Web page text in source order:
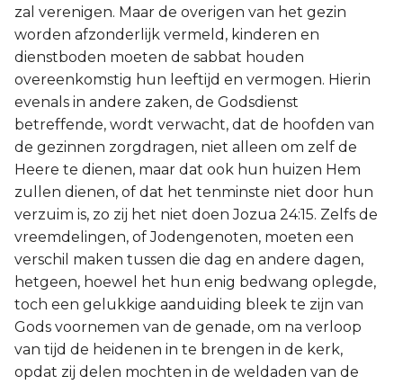
zal verenigen. Maar de overigen van het gezin
worden afzonderlijk vermeld, kinderen en
dienstboden moeten de sabbat houden
overeenkomstig hun leeftijd en vermogen. Hierin
evenals in andere zaken, de Godsdienst
betreffende, wordt verwacht, dat de hoofden van
de gezinnen zorgdragen, niet alleen om zelf de
Heere te dienen, maar dat ook hun huizen Hem
zullen dienen, of dat het tenminste niet door hun
verzuim is, zo zij het niet doen Jozua 24:15. Zelfs de
vreemdelingen, of Jodengenoten, moeten een
verschil maken tussen die dag en andere dagen,
hetgeen, hoewel het hun enig bedwang oplegde,
toch een gelukkige aanduiding bleek te zijn van
Gods voornemen van de genade, om na verloop
van tijd de heidenen in te brengen in de kerk,
opdat zij delen mochten in de weldaden van de